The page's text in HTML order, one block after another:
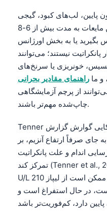
پایین، لب‌های کبود، گیجی
جدید، یا ناتوانی در نگه داشتن مایعات به مدت بیش از 6-8
بگیرید یا به بخش اورژانس
نیستند؛ می‌توانند
خونریزی یا سرنخ‌های
و ما راهنمای مقادیر بحرانی
از پرچم آزمایشگاهی
چاپ‌شده مهم‌تر باشند.
Tenner و همکاران در راهنمای کالج آمریکایی گوارش گزارش
جای صرفاً ارتفاع آنزیم، بر
اندام و علت پانکراتیت
تمرکز کند (Tenner et al., 2013). به زبان ساده: لیپاز 450
U/L در یک بیمار راحت و آسوده ممکن است از لیپاز 210 U/L
در حال استفراغ است و